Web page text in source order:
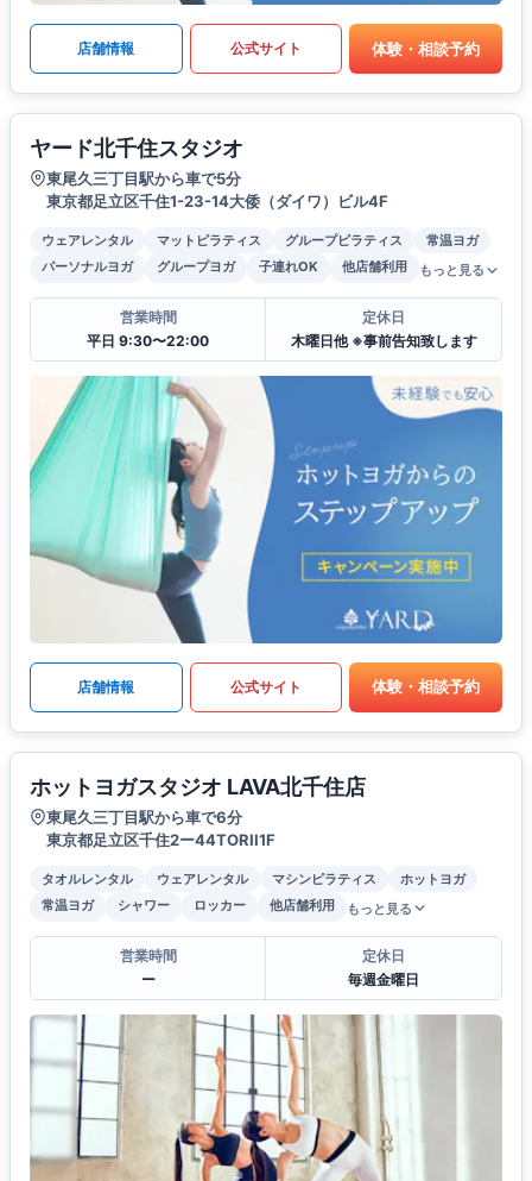
店舗情報 公式サイト 体験・相談予約
ヤード北千住スタジオ
東尾久三丁目駅から車で5分
東京都足立区千住1-23-14大倭（ダイワ）ビル4F
ウェアレンタル マットピラティス グループピラティス
常温ヨガ
パーソナルヨガ
グループヨガ 子連れOK 他店舗利用 もっと見る
営業時間
平日 9:30〜22:00
定休日
木曜日他 ※事前告知致します
店舗情報 公式サイト 体験・相談予約
ホットヨガスタジオ LAVA北千住店
東尾久三丁目駅から車で6分
東京都足立区千住2ー44TORII1F
タオルレンタル ウェアレンタル マシンピラティス
ホットヨガ
常温ヨガ
シャワー ロッカー 他店舗利用 もっと見る
営業時間
ー
定休日
毎週金曜日